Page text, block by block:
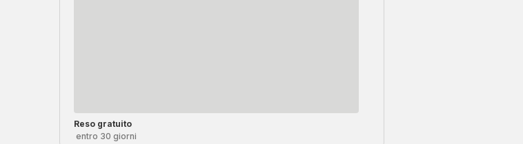
Reso gratuito
entro 30 giorni